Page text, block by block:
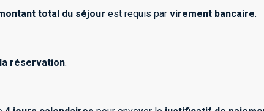
total du séjour est requis par virement bancaire.
réservation.